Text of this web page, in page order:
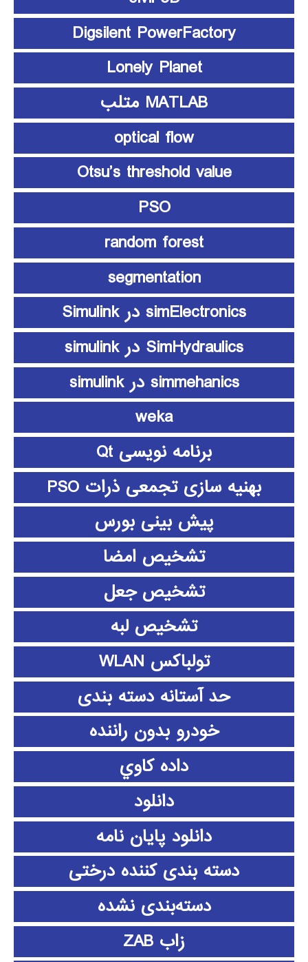
Digsilent PowerFactory
Lonely Planet
MATLAB متلب
optical flow
Otsu’s threshold value
PSO
random forest
segmentation
simElectronics در Simulink
SimHydraulics در simulink
simmehanics در simulink
weka
برنامه نویسی Qt
بهنیه سازی تجمعی ذرات PSO
پیش بینی بورس
تشخیص امضا
تشخیص جعل
تشخیص لبه
تولباکس WLAN
حد آستانه دسته بندی
خودرو بدون راننده
داده كاوي
دانلود
دانلود پايان نامه
دسته بندی کننده درختی
دسته‌بندی نشده
زاب ZAB